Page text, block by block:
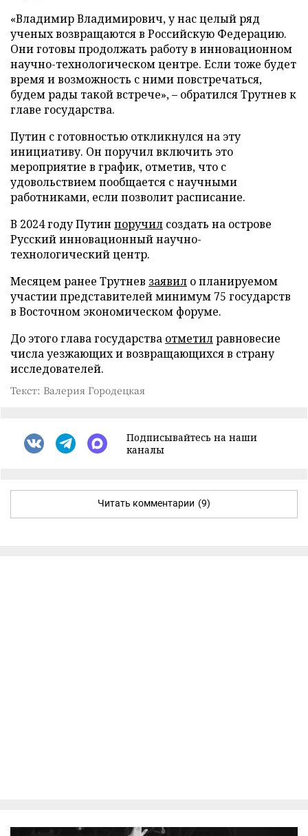
«Владимир Владимирович, у нас целый ряд
ученых возвращаются в Российскую Федерацию.
Они готовы продолжать работу в инновационном
научно-технологическом центре. Если тоже будет
время и возможность с ними повстречаться,
будем рады такой встрече», – обратился Трутнев к
главе государства.
Путин с готовностью откликнулся на эту
инициативу. Он поручил включить это
мероприятие в график, отметив, что с
удовольствием пообщается с научными
работниками, если позволит расписание.
В 2024 году Путин поручил создать на острове
Русский инновационный научно-
технологический центр.
Месяцем ранее Трутнев заявил о планируемом
участии представителей минимум 75 государств
в Восточном экономическом форуме.
До этого глава государства отметилравновесие
числа уезжающих и возвращающихся в страну
исследователей.
Текст: Валерия Городецкая
Подписывайтесь на наши
каналы
Читать комментарии (9)